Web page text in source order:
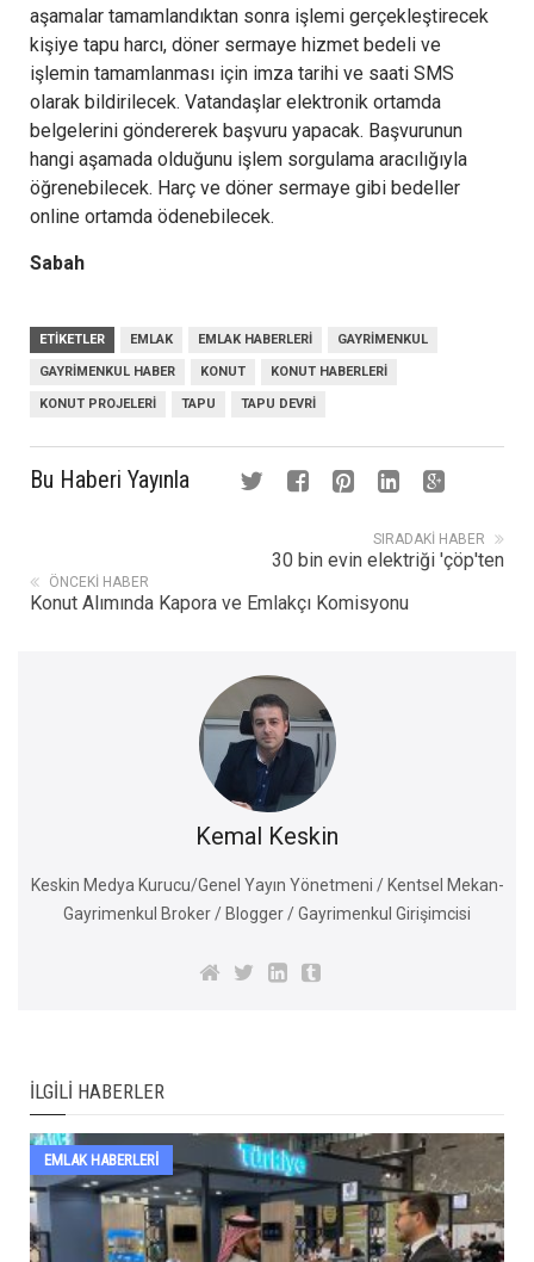
aşamalar tamamlandıktan sonra işlemi gerçekleştirecek
kişiye tapu harcı, döner sermaye hizmet bedeli ve
işlemin tamamlanması için imza tarihi ve saati SMS
olarak bildirilecek. Vatandaşlar elektronik ortamda
belgelerini göndererek başvuru yapacak. Başvurunun
hangi aşamada olduğunu işlem sorgulama aracılığıyla
öğrenebilecek. Harç ve döner sermaye gibi bedeller
online ortamda ödenebilecek.
Sabah
ETIKETLER EMLAK EMLAK HABERLERI GAYRIMENKUL
GAYRIMENKUL HABER KONUT KONUT HABERLERI
KONUT PROJELERI TAPU TAPU DEVRI
Bu Haberi Yayınla
SIRADAKI HABER
30 bin evin elektriği 'çöp'ten
ÖNCEKI HABER
Konut Alımında Kapora ve Emlakçı Komisyonu
Kemal Keskin
Keskin Medya Kurucu/Genel Yayın Yönetmeni / Kentsel Mekan-
Gayrimenkul Broker / Blogger / Gayrimenkul Girişimcisi
İLGILI HABERLER
EMLAK HABERLERI